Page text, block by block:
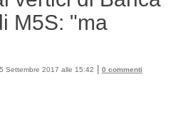
M5S: "ma
Settembre 2017 alle 15:42 0 commenti